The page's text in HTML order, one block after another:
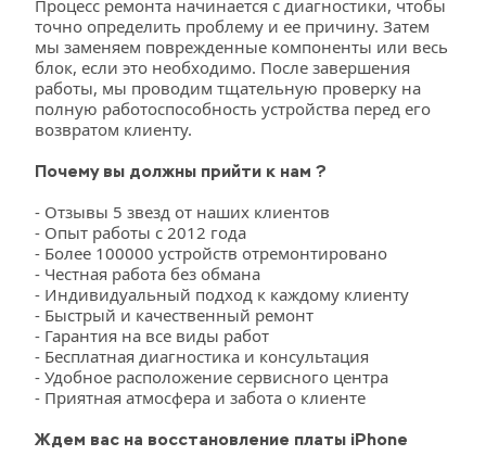
Процесс ремонта начинается с диагностики, чтобы
точно определить проблему и ее причину. Затем
мы заменяем поврежденные компоненты или весь
блок, если это необходимо. После завершения
работы, мы проводим тщательную проверку на
полную работоспособность устройства перед его
возвратом клиенту.
Почему вы должны прийти к нам ?
- Отзывы 5 звезд от наших клиентов
- Опыт работы с 2012 года
- Более 100000 устройств отремонтировано
- Честная работа без обмана
- Индивидуальный подход к каждому клиенту
- Быстрый и качественный ремонт
- Гарантия на все виды работ
- Бесплатная диагностика и консультация
- Удобное расположение сервисного центра
- Приятная атмосфера и забота о клиенте
Ждем вас на восстановление платы iPhone